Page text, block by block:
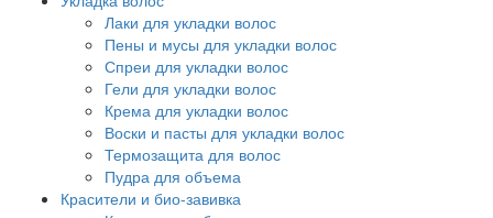
Лаки для укладки волос
Пены и мусы для укладки волос
Спреи для укладки волос
Гели для укладки волос
Крема для укладки волос
Воски и пасты для укладки волос
Термозащита для волос
Пудра для объема
Красители и био-завивка